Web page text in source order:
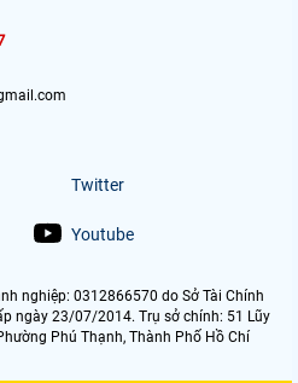
Twitter
Youtube
nghiệp: 0312866570 do Sở Tài Chính
ngày 23/07/2014. Trụ sở chính: 51 Lũy
Phú Thạnh, Thành Phố Hồ Chí